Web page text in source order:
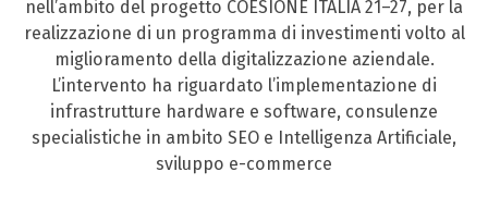
nell’ambito del progetto COESIONE ITALIA 21–27, per la
realizzazione di un programma di investimenti volto al
miglioramento della digitalizzazione aziendale.
L’intervento ha riguardato l’implementazione di
infrastrutture hardware e software, consulenze
specialistiche in ambito SEO e Intelligenza Artificiale,
sviluppo e-commerce